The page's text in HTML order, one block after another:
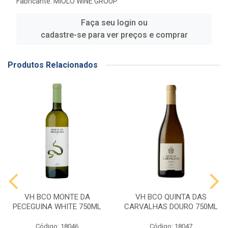
Faça seu login ou
cadastre-se para ver preços e comprar
Produtos Relacionados
VH BCO MONTE DA
PECEGUINA WHITE 750ML
Código: 18046
VH BCO QUINTA DAS
CARVALHAS DOURO 750ML
Código: 18047